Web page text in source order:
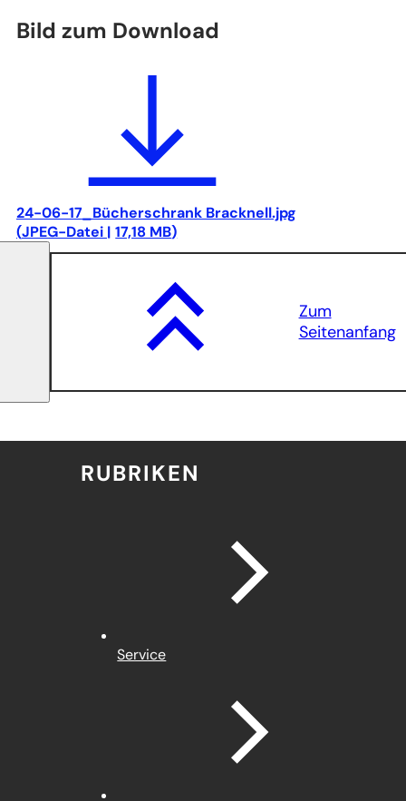
Bild zum Download
24-06-17_Bücherschrank Bracknell.jpg
JPEG-Datei 17,18 MB
Zum
Seitenanfang
RUBRIKEN
Service